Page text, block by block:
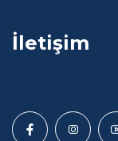
İletişim